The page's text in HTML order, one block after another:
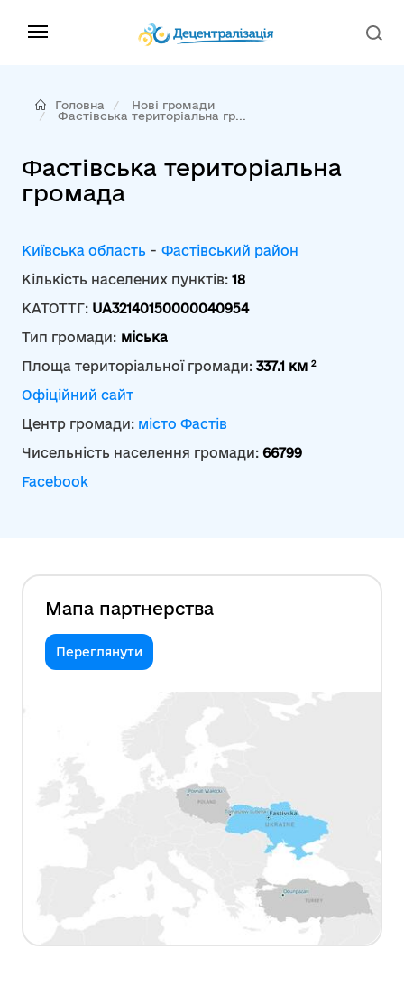
Головна
Нові громади
Фастівська територіальна гр...
Фастівська територіальна
громада
Київська область - Фастівський район
Кількість населених пунктів: 18
КАТОТТГ: UA32140150000040954
Тип громади: міська
Площа територіальної громади: 337.1 км 2
Офіційний сайт
Центр громади: місто Фастів
Чисельність населення громади: 66799
Facebook
Мапа партнерства
Переглянути